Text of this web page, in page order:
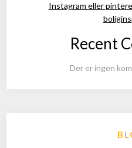
Instagram eller
Recent
Der er ingen